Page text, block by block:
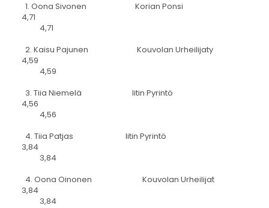
1. Oona Sivonen Korian Ponsi
4,71
4,71
2. Kaisu Pajunen Kouvolan Urheilijaty
4,59
4,59
3. Tiia Niemelä Iitin Pyrintö
4,56
4,56
4. Tiia Patjas Iitin Pyrintö
3,84
3,84
4. Oona Oinonen Kouvolan Urheilijat
3,84
3,84